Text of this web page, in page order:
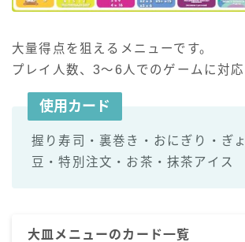
大量得点を狙えるメニューです。
プレイ人数、3～6人でのゲームに対応
使用カード
握り寿司・裏巻き・おにぎり・ぎ
豆・特別注文・お茶・抹茶アイス
大皿メニューのカード一覧